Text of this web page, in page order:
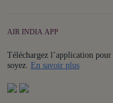
AIR INDIA APP
Téléchargez l’application
soyez. En savoir plusDetails